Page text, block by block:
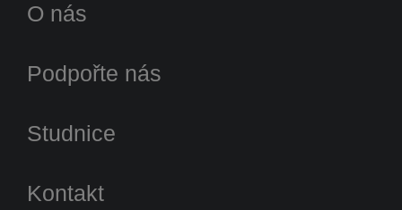
O nás
Podpořte nás
Studnice
Kontakt